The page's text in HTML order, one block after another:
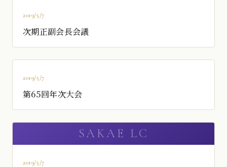
2019/5/7
次期正副会長会議
2019/5/7
第65回年次大会
2019/5/7